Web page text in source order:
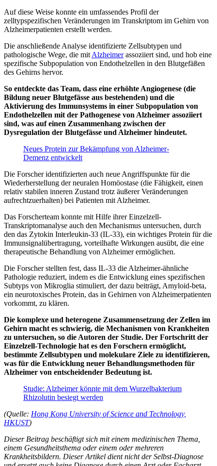
Auf diese Weise konnte ein umfassendes Profil der
zelltypspezifischen Veränderungen im Transkriptom im Gehirn von
Alzheimerpatienten erstellt werden.
Die anschließende Analyse identifizierte Zellsubtypen und
pathologische Wege, die mit Alzheimerassoziiert sind, und hob eine
spezifische Subpopulation von Endothelzellen in den Blutgefäßen
des Gehirns hervor.
So entdeckte das Team, dass eine erhöhte Angiogenese (die
Bildung neuer Blutgefässe aus bestehenden) und die
Aktivierung des Immunsystems in einer Subpopulation von
Endothelzellen mit der Pathogenese von Alzheimer assoziiert
sind, was auf einen Zusammenhang zwischen der
Dysregulation der Blutgefässe und Alzheimer hindeutet.
Neues Protein zur Bekämpfung von Alzheimer-
Demenz entwickelt
Die Forscher identifizierten auch neue Angriffspunkte für die
Wiederherstellung der neuralen Homöostase (die Fähigkeit, einen
relativ stabilen inneren Zustand trotz äußerer Veränderungen
aufrechtzuerhalten) bei Patienten mit Alzheimer.
Das Forscherteam konnte mit Hilfe ihrer Einzelzell-
Transkriptomanalyse auch den Mechanismus untersuchen, durch
den das Zytokin Interleukin-33 (IL-33), ein wichtiges Protein für die
Immunsignalübertragung, vorteilhafte Wirkungen ausübt, die eine
therapeutische Behandlung von Alzheimer ermöglichen.
Die Forscher stellten fest, dass IL-33 die Alzheimer-ähnliche
Pathologie reduziert, indem es die Entwicklung eines spezifischen
Subtyps von Mikroglia stimuliert, der dazu beiträgt, Amyloid-beta,
ein neurotoxisches Protein, das in Gehirnen von Alzheimerpatienten
vorkommt, zu klären.
Die komplexe und heterogene Zusammensetzung der Zellen im
Gehirn macht es schwierig, die Mechanismen von Krankheiten
zu untersuchen, so die Autoren der Studie. Der Fortschritt der
Einzelzell-Technologie hat es den Forschern ermöglicht,
bestimmte Zellsubtypen und molekulare Ziele zu identifizieren,
was für die Entwicklung neuer Behandlungsmethoden für
Alzheimer von entscheidender Bedeutung ist.
Studie: Alzheimer könnte mit dem Wurzelbakterium
Rhizolutin besiegt werden
(Quelle: Hong Kong University of Science and Technology,
HKUST)
Dieser Beitrag beschäftigt sich mit einem medizinischen Thema,
einem Gesundheitsthema oder einem oder mehreren
Krankheitsbildern. Dieser Artikel dient nicht der Selbst-Diagnose